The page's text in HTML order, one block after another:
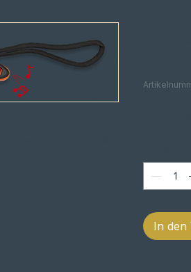
In den